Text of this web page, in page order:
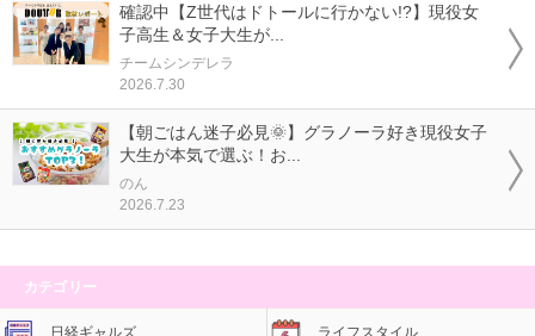
確認中【Z世代はドトールに行かない!?】現役女
子高生＆女子大生が...
チームシンデレラ
2026.7.30
【朝ごはん迷子必見🌞】グラノーラ好き現役女子
大生が本気で選ぶ！お...
のん
2026.7.23
カテゴリー